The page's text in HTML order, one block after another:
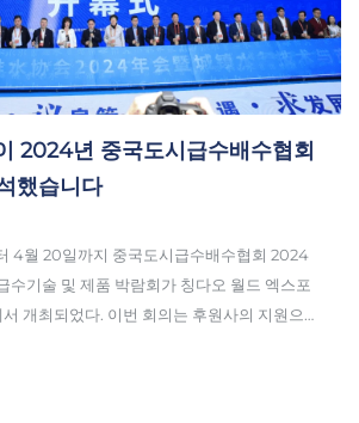
2024년 중국도시급수배수협회
했습니다
4월 20일까지 중국도시급수배수협회 2024
수기술 및 제품 박람회가 칭다오 월드 엑스포
개최되었다. 이번 회의는 후원사의 지원으